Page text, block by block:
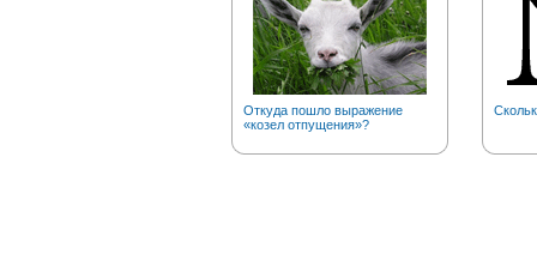
Откуда пошло выражение
«козел отпущения»?